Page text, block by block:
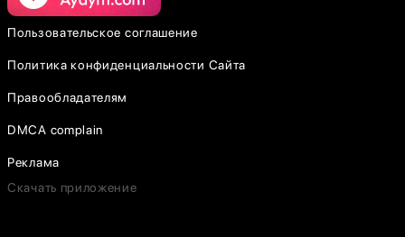
Пользовательское соглашение
Политика конфиденциальности Сайта
Правообладателям
DMCA complain
Реклама
Скачать приложение